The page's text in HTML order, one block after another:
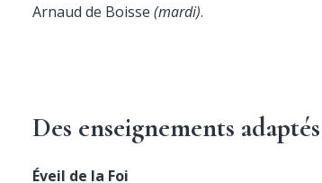
Arnaud de Boisse (mardi).
Des enseignements
Éveil de la Foi